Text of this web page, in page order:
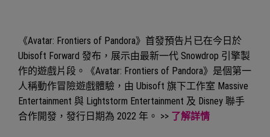
《Avatar: Frontiers of Pandora》首發預告片已在今日於
Ubisoft Forward 發布，展示由最新一代 Snowdrop 引擎製
作的遊戲片段。《Avatar: Frontiers of Pandora》是個第一
人稱動作冒險遊戲體驗，由 Ubisoft 旗下工作室 Massive
Entertainment 與 Lightstorm Entertainment 及 Disney 聯手
合作開發，發行日期為 2022 年。 >> 了解詳情